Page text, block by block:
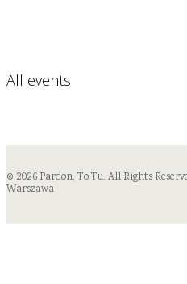
All events
© 2026 Pardon, To Tu. All Rights
Warszawa